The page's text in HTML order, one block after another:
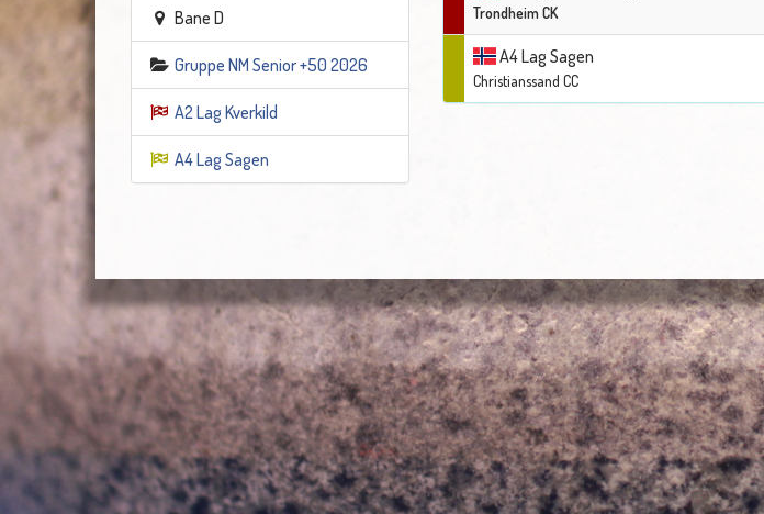
Bane D
Gruppe NM Senior +50 2026
A2 Lag Kverkild
A4 Lag Sagen
Trondheim CK
A4 Lag Sagen
Christianssand CC